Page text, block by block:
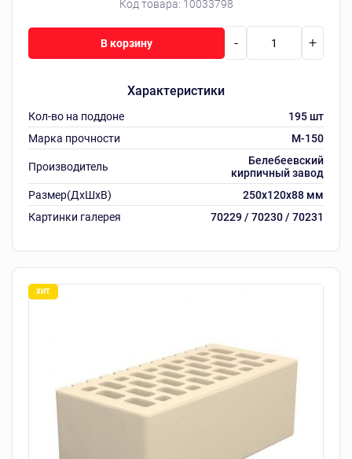
Код товара: 10033798
Характеристики
Кол-во на поддоне
195 шт
Марка прочности
M-150
Производитель
Белебеевский
кирпичный завод
Размер(ДхШхВ)
250х120х88 мм
Картинки галерея
70229 / 70230 / 70231
- +
В корзину